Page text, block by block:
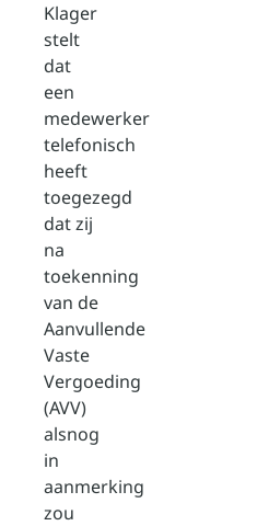
Klager
stelt
dat
een
medewerker
telefonisch
heeft
toegezegd
dat zij
na
toekenning
van de
Aanvullende
Vaste
Vergoeding
(AVV)
alsnog
in
aanmerking
zou